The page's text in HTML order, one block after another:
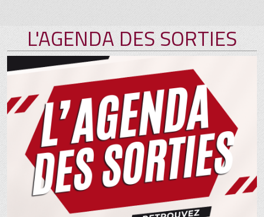
L'AGENDA DES SORTIES